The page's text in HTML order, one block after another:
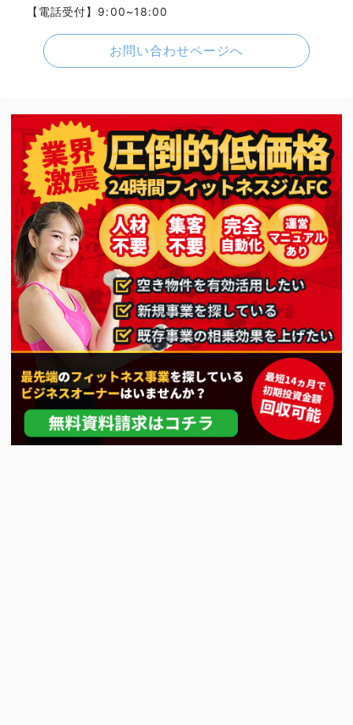
【電話受付】 9:00~18:00
お問い合わせページへ